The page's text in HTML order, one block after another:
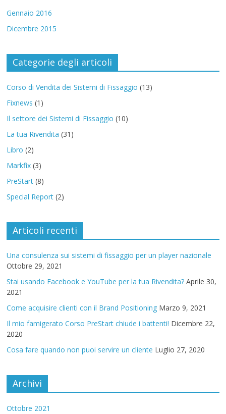
Gennaio 2016
Dicembre 2015
Categorie degli articoli
Corso di Vendita dei Sistemi di Fissaggio (13)
Fixnews (1)
Il settore dei Sistemi di Fissaggio (10)
La tua Rivendita (31)
Libro (2)
Markfix (3)
PreStart (8)
Special Report (2)
Articoli recenti
Una consulenza sui sistemi di fissaggio per un player nazionale
Ottobre 29, 2021
Stai usando Facebook e YouTube per la tua Rivendita? Aprile 30,
2021
Come acquisire clienti con il Brand Positioning Marzo 9, 2021
Il mio famigerato Corso PreStart chiude i battenti! Dicembre 22,
2020
Cosa fare quando non puoi servire un cliente Luglio 27, 2020
Archivi
Ottobre 2021